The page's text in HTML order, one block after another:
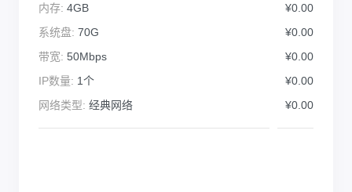
内存: 4GB
¥0.00
系统盘: 70G
¥0.00
带宽: 50Mbps
¥0.00
IP数量: 1个
¥0.00
网络类型: 经典网络 ¥0.00